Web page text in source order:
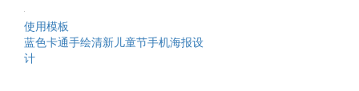
使用模板
蓝色卡通手绘清新儿童节手机海报设
计